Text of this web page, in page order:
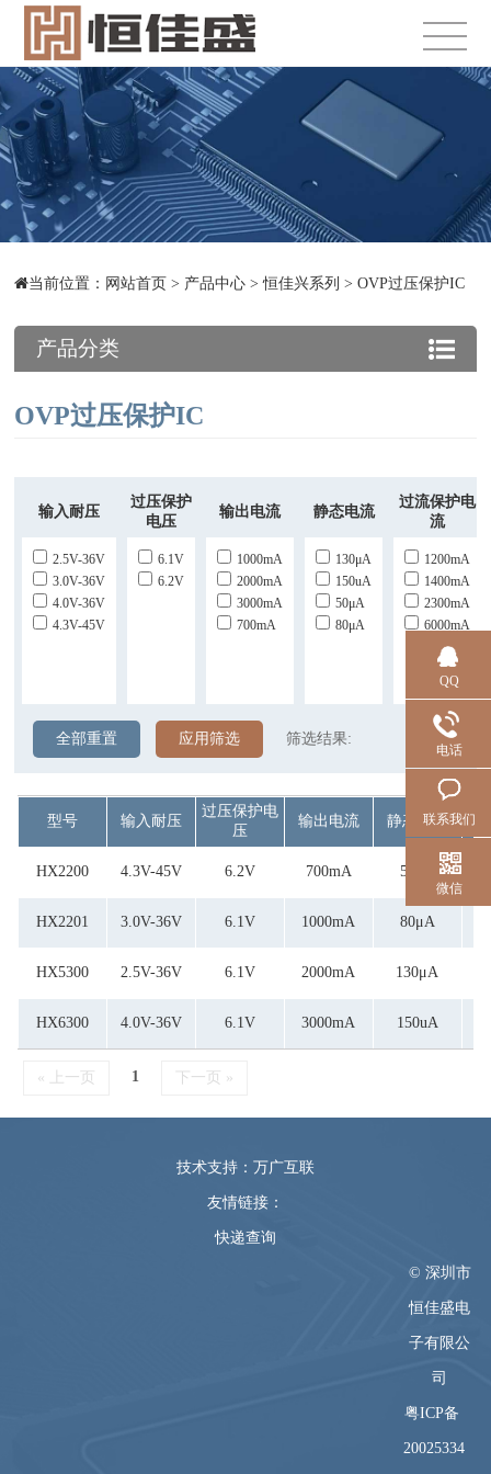
当前位置： 网站首页 > 产品中心 >恒佳兴系列 >OVP过压保护IC
产品分类
OVP过压保护IC
输入耐压
过压保护
电压
输出电流 静态电流
过流保护电
流
2.5V-36V
3.0V-36V
4.0V-36V
4.3V-45V
6.1V
6.2V
1000mA
2000mA
3000mA
700mA
130μA
150uA
50μA
80μA
1200mA
1400mA
2300mA
6000mA
全部重置 应用筛选 筛选结果:
型号 输入耐压
过压保护电
压
输出电流 静态电流
过
HX2200 4.3V-45V 6.2V 700mA 50μA
HX2201 3.0V-36V 6.1V 1000mA 80μA
HX5300 2.5V-36V 6.1V 2000mA 130μA
HX6300 4.0V-36V 6.1V 3000mA 150uA
« 上一页 1 下一页 »
技术支持：万广互联
友情链接：
快递查询
© 深圳市
恒佳盛电
子有限公
司
粤ICP备
20025334
QQ
电话
联系我们
微信